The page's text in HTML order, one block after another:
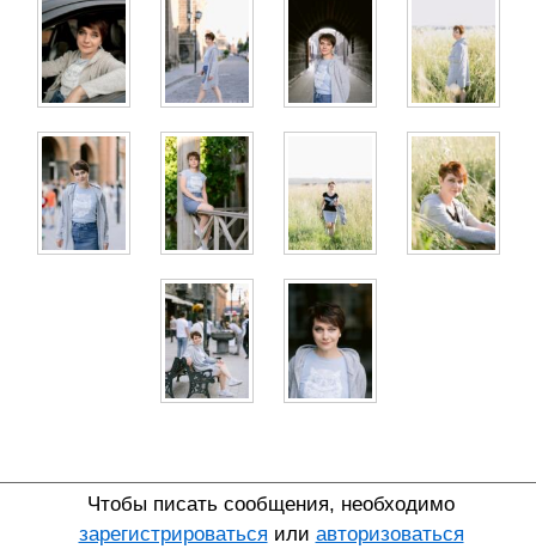
Чтобы писать сообщения, необходимо
зарегистрироваться или авторизоваться